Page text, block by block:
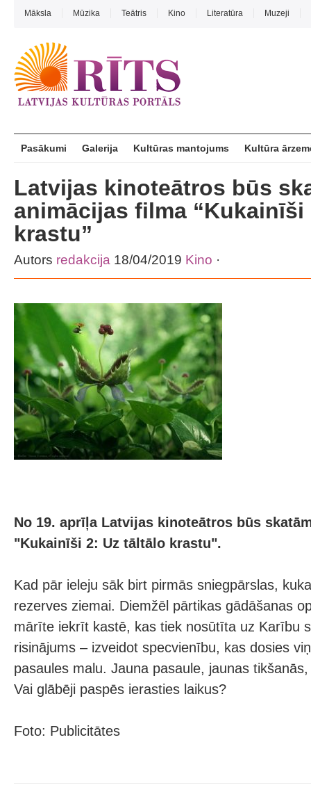
Māksla Mūzika Teātris Kino Literatūra Muzeji
Pasākumi Galerija Kultūras mantojums Kultūra
Latvijas kinoteātros būs
animācijas filma “Kukainīši
krastu”
Autors redakcija 18/04/2019 Kino ·
No 19. aprīļa Latvijas kinoteātros būs
"Kukainīši 2: Uz tāltālo krastu".
Kad pār ieleju sāk birt pirmās sniegpārslas,
rezerves ziemai. Diemžēl pārtikas gādāšanas
mārīte iekrīt kastē, kas tiek nosūtīta uz Karību
risinājums – izveidot specvienību, kas dosies
pasaules malu. Jauna pasaule, jaunas
Vai glābēji paspēs ierasties laikus?
Foto: Publicitātes